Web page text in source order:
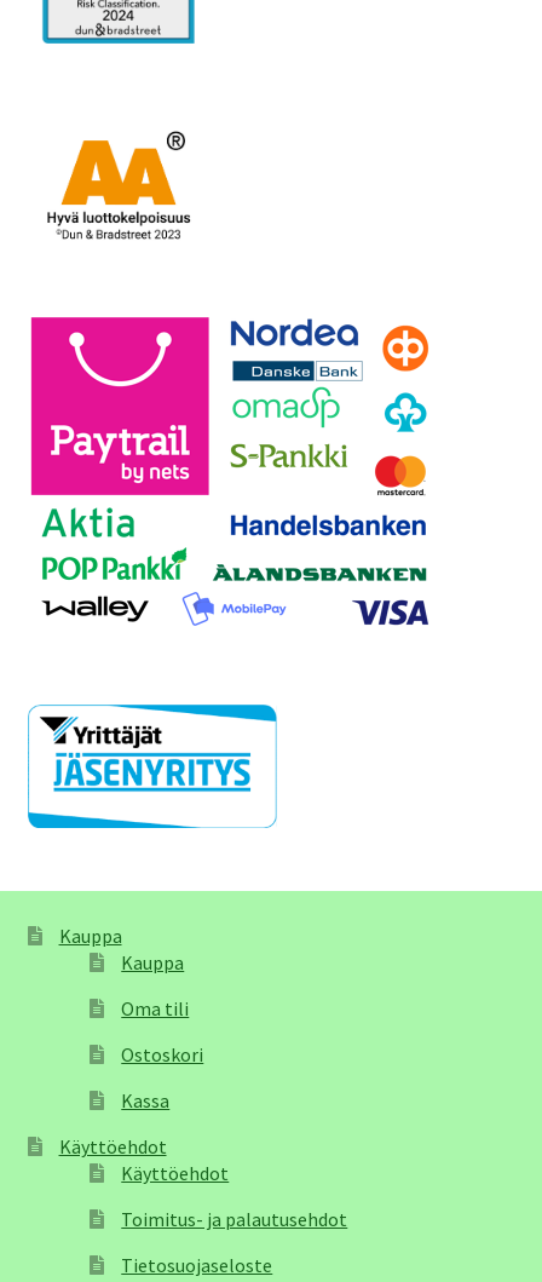
Kauppa
Kauppa
Oma tili
Ostoskori
Kassa
Käyttöehdot
Käyttöehdot
Toimitus- ja palautusehdot
Tietosuojaseloste